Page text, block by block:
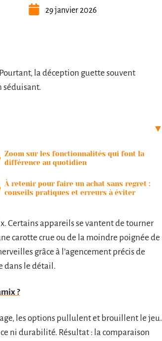
29 janvier 2026
la déception guette souvent
séduisant.
Zoom sur les fonctionnalités qui font la
différence au quotidien
À retenir pour faire un achat sans regret :
conseils pratiques et erreurs à éviter
Certains appareils se vantent de tourner
carotte crue ou de la moindre poignée de
grâce à l’agencement précis de
dans le détail.
?
les options pullulent et brouillent le jeu.
ni durabilité. Résultat : la comparaison